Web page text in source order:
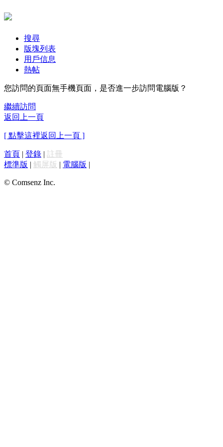
搜尋
版塊列表
用戶信息
熱帖
您訪問的頁面無手機頁面，是否進一步訪問電腦版？
繼續訪問
返回上一頁
[ 點擊這裡返回上一頁 ]
首頁 | 登錄 | 註冊
標準版 | 觸屏版 | 電腦版 |
© Comsenz Inc.